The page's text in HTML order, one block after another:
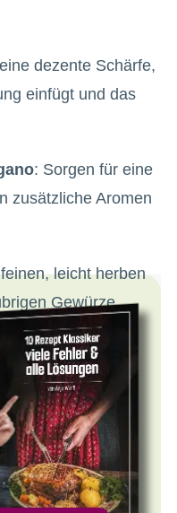
dezente Schärfe,
einfügt und das
: Sorgen für eine
zusätzliche Aromen
leicht herben
Gewürze.